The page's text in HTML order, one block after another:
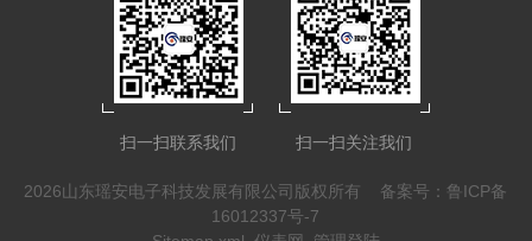
扫一扫联系我们 扫一扫关注我们
2026山东瑶安电子科技发展有限公司版权所有 备案号：鲁ICP备
16012337号-7